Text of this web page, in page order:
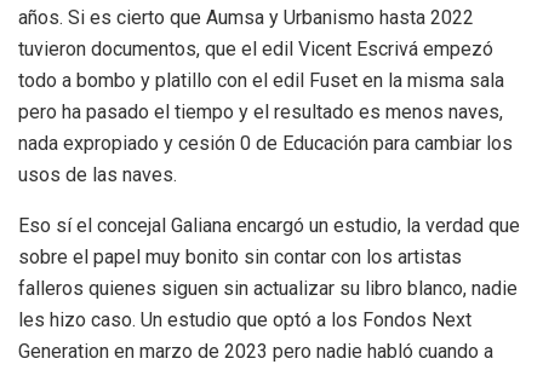
años. Si es cierto que Aumsa y Urbanismo hasta 2022
tuvieron documentos, que el edil Vicent Escrivá empezó
todo a bombo y platillo con el edil Fuset en la misma sala
pero ha pasado el tiempo y el resultado es menos naves,
nada expropiado y cesión 0 de Educación para cambiar los
usos de las naves.
Eso sí el concejal Galiana encargó un estudio, la verdad que
sobre el papel muy bonito sin contar con los artistas
falleros quienes siguen sin actualizar su libro blanco, nadie
les hizo caso. Un estudio que optó a los Fondos Next
Generation en marzo de 2023 pero nadie habló cuando a